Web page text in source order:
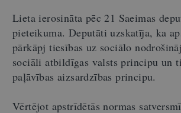
Lieta ierosināta pēc 21 Saeimas
pieteikuma. Deputāti uzskatīja, ka
pārkāpj tiesības uz sociālo
sociāli atbildīgas valsts principu un
paļāvības aizsardzības principu.
Vērtējot apstrīdētās normas